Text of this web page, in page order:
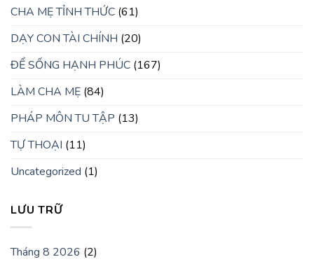
CHA MẸ TỈNH THỨC (61)
DẠY CON TÀI CHÍNH (20)
ĐỂ SỐNG HẠNH PHÚC (167)
LÀM CHA MẸ (84)
PHÁP MÔN TU TẬP (13)
TỰ THOẠI (11)
Uncategorized (1)
LƯU TRỮ
Tháng 8 2026 (2)